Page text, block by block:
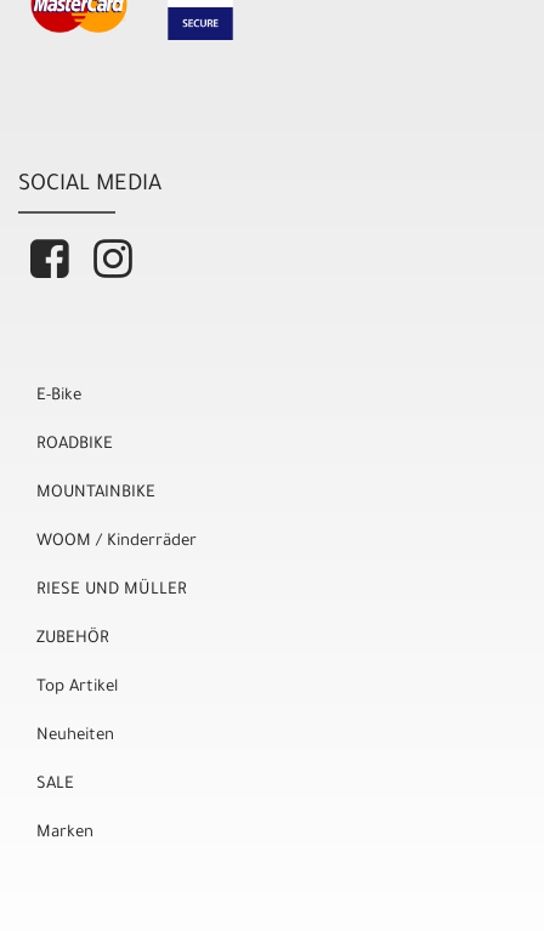
SOCIAL MEDIA
E-Bike
ROADBIKE
MOUNTAINBIKE
WOOM / Kinderräder
RIESE UND MÜLLER
ZUBEHÖR
Top Artikel
Neuheiten
SALE
Marken